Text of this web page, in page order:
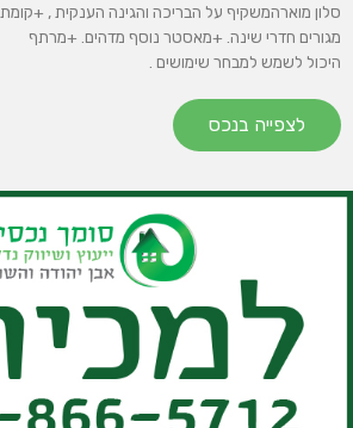
סלון מוארהמשקיף על הבריכה והגינה הענקית , +קומת
מגורים חדרי שינה. +מאסטר נוסף מדהים. +מרתף
היכול לשמש למבחר שימושים .
לצפייה בנכס